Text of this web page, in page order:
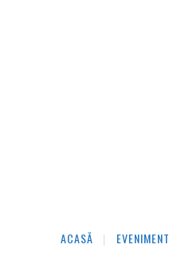
ACASĂ EVENIMENT